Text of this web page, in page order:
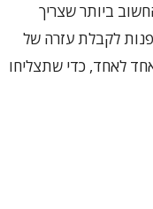
ביותר שצריך
לקבלת עזרה של
לאחד, ‏כדי שתצליחו